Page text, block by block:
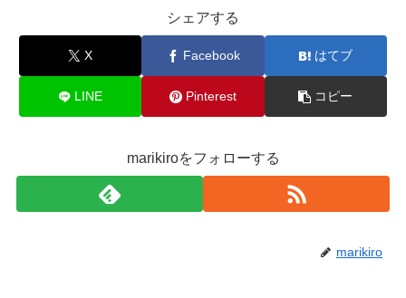
シェアする
X Facebook はてブ
LINE Pinterest コピー
marikiroをフォローする
marikiro